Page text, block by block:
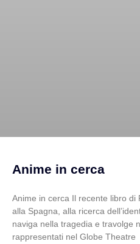
Anime in cerca
Anime in cerca Il recente libro
alla Spagna, alla ricerca
naviga nella tragedia e travolge
rappresentati nel Globe Theatre